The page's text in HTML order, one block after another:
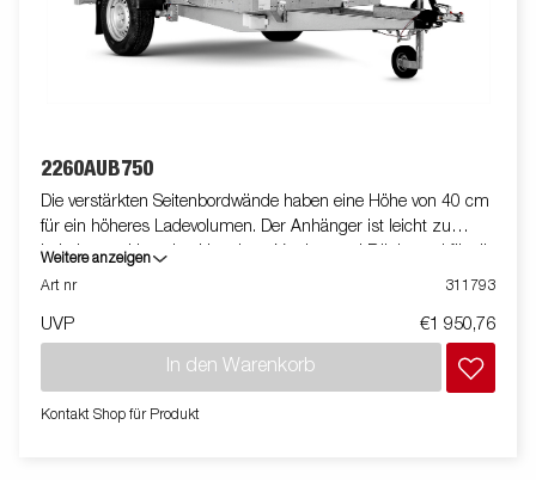
2260AUB750
Die verstärkten Seitenbordwände haben eine Höhe von 40 cm
für ein höheres Ladevolumen. Der Anhänger ist leicht zu
beladen und hat eine klappbare Vorder- und Rückwand für die
Beladung längerer Güter. Alle Ausführungen sind mit
eine sichere Verladung der Ware ausgestattet. Wie immer
unsere Anhänger an. Die Bilder dienen der Illustration und
Weitere anzeigen
Art nr
311793
UVP €1 950,76
In den Warenkorb
Kontakt Shop für Produkt